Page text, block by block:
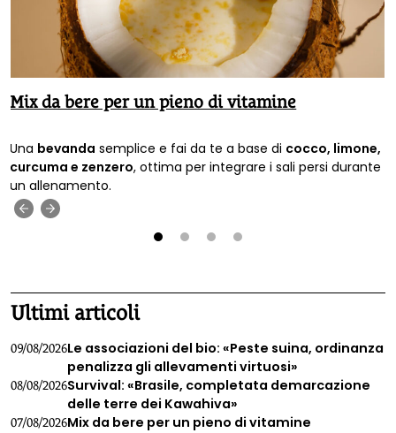
Mix da bere per un pieno di vitamine
Una bevanda semplice e fai da te a base di cocco, limone,
curcuma e zenzero, ottima per integrare i sali persi durante
un allenamento.
Ultimi articoli
09/08/2026Le associazioni del bio: «Peste suina, ordinanza
penalizza gli allevamenti virtuosi»
08/08/2026Survival: «Brasile, completata demarcazione
delle terre dei Kawahiva»
07/08/2026Mix da bere per un pieno di vitamine